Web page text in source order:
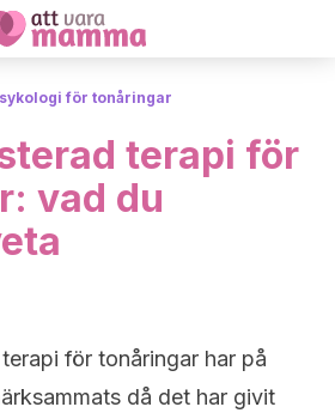
för tonåringar
terapi för
vad du
för tonåringar har på
då det har givit